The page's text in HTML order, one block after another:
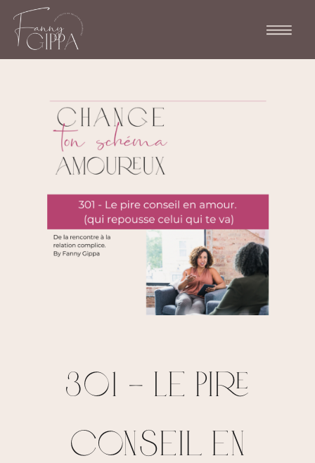
301 – Le pire
conseil en